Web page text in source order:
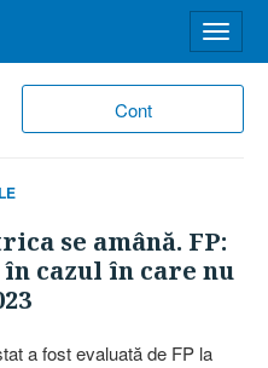
Cont
meniu
se amână. FP:
în cazul în care nu
a fost evaluată de FP la